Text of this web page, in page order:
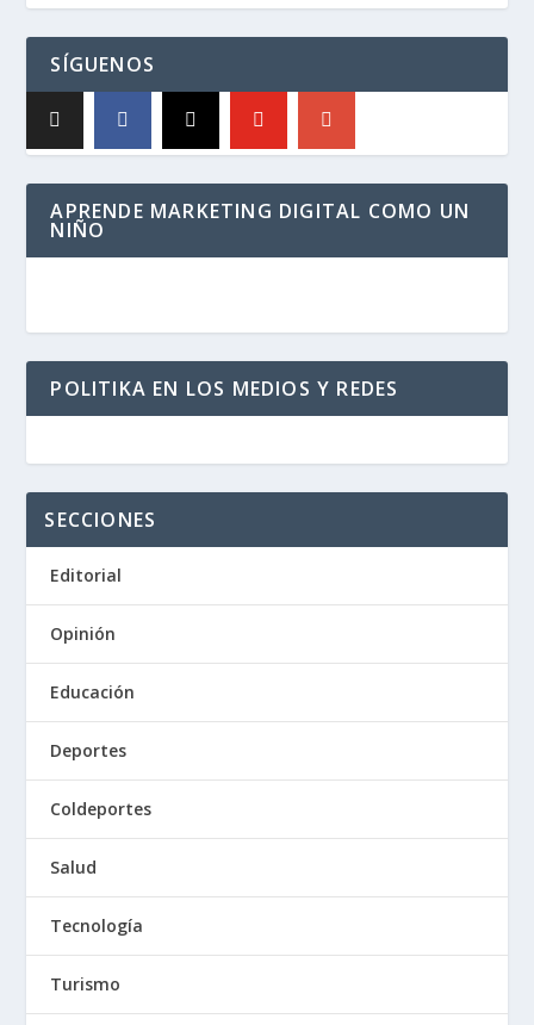
SÍGUENOS
APRENDE MARKETING DIGITAL COMO UN
NIÑO
POLITIKA EN LOS MEDIOS Y REDES
SECCIONES
Editorial
Opinión
Educación
Deportes
Coldeportes
Salud
Tecnología
Turismo